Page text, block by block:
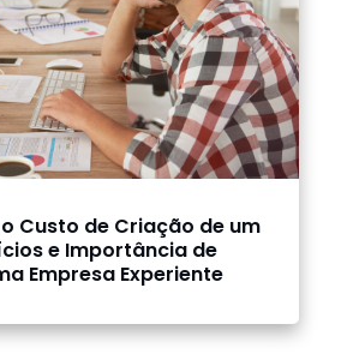
Custo de Criação de um
e Importância de
Empresa Experiente